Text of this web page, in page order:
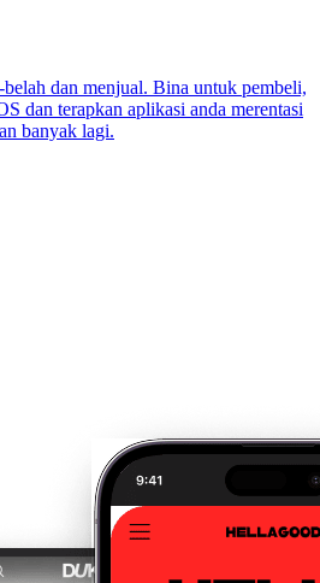
dan menjual. Bina untuk pembeli,
dan terapkan aplikasi anda merentasi
banyak lagi.